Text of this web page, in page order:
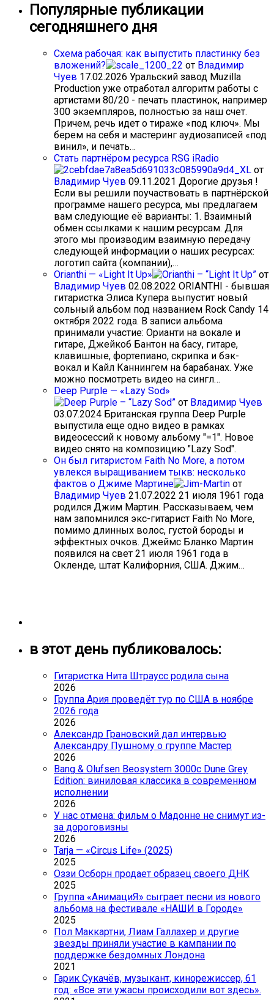
Популярные публикации
сегодняшнего дня
Схема рабочая: как выпустить пластинку без
вложений?
от Владимир
Чуев 17.02.2026 Уральский завод Muzilla
Production уже отработал алгоритм работы с
артистами 80/20 - печать пластинок, например
300 экземпляров, полностью за наш счет.
Причем, речь идет о тираже «под ключ». Мы
берем на себя и мастеринг аудиозаписей «под
винил», и печать…
Стать партнёром ресурса RSG iRadio
от
Владимир Чуев 09.11.2021 Дорогие друзья !
Если вы решили поучаствовать в партнёрской
программе нашего ресурса, мы предлагаем
вам следующие её варианты: 1. Взаимный
обмен ссылками к нашим ресурсам. Для
этого мы производим взаимную передачу
следующей информации о наших ресурсах:
логотип сайта (компании),…
Orianthi — «Light It Up»
от
Владимир Чуев 02.08.2022 ORIANTHI - бывшая
гитаристка Элиса Купера выпустит новый
сольный альбом под названием Rock Candy 14
октября 2022 года. В записи альбома
принимали участие: Орианти на вокале и
гитаре, Джейкоб Бантон на басу, гитаре,
клавишные, фортепиано, скрипка и бэк-
вокал и Кайл Каннингем на барабанах. Уже
можно посмотреть видео на сингл…
Deep Purple — «Lazy Sod»
от Владимир Чуев
03.07.2024 Британская группа Deep Purple
выпустила еще одно видео в рамках
видеосессий к новому альбому "=1". Новое
видео снято на композицию "Lazy Sod".
Он был гитаристом Faith No More, а потом
увлекся выращиванием тыкв: несколько
фактов о Джиме Мартине
от
Владимир Чуев 21.07.2022 21 июля 1961 года
родился Джим Мартин. Рассказываем, чем
нам запомнился экс-гитарист Faith No More,
помимо длинных волос, густой бороды и
эффектных очков. Джеймс Бланко Мартин
появился на свет 21 июля 1961 года в
Окленде, штат Калифорния, США. Джим…
в этот день публиковалось:
Гитаристка Нита Штраусс родила сына
2026
Группа Ария проведёт тур по США в ноябре
2026 года
2026
Александр Грановский дал интервью
Александру Пушному о группе Мастер
2026
Bang & Olufsen Beosystem 3000c Dune Grey
Edition: виниловая классика в современном
исполнении
2026
У нас отмена: фильм о Мадонне не снимут из-
за дороговизны
2026
Tarja — «Circus Life» (2025)
2025
Оззи Осборн продает образец своего ДНК
2025
Группа «АнимациЯ» сыграет песни из нового
альбома на фестивале «НАШИ в Городе»
2025
Пол Маккартни, Лиам Галлахер и другие
звезды приняли участие в кампании по
поддержке бездомных Лондона
2021
Гарик Сукачёв, музыкант, кинорежиссер, 61
год: «Все эти ужасы происходили вот здесь».